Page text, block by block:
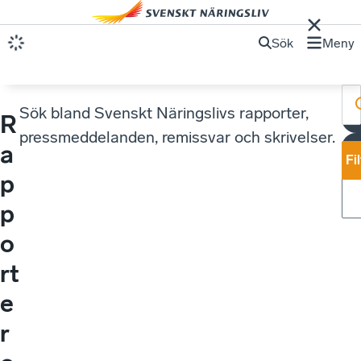
Sök Meny
R
a
p
p
o
rt
e
r
Sök bland Svenskt Näringslivs rapporter,
pressmeddelanden, remissvar och skrivelser.